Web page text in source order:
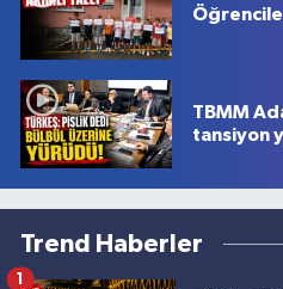
TBMM
tansiyon
Trend Haberler
1